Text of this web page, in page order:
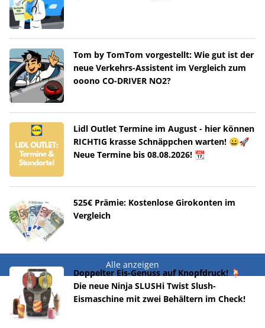
Tom by TomTom vorgestellt: Wie gut ist der
neue Verkehrs-Assistent im Vergleich zum
ooono CO-DRIVER NO2?
Lidl Outlet Termine im August - hier können
RICHTIG krasse Schnäppchen warten! 😀🚀
Neue Termine bis 08.08.2026! 📆
525€ Prämie: Kostenlose Girokonten im
Vergleich
Alle anzeigen
Doppelter Eis-Genuss auf Knopfdruck! 🍹
Die neue Ninja SLUSHi Twist Slush-
Eismaschine mit zwei Behältern im Check!